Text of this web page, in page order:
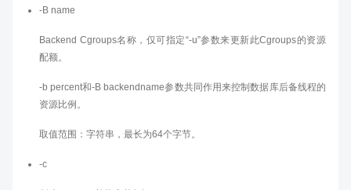
-B name
Backend Cgroups名称，仅可指定“-u”参数来更新此Cgroups的资源
配额。
-b percent和-B backendname参数共同作用来控制数据库后备线程的
资源比例。
取值范围：字符串，最长为64个字节。
-c